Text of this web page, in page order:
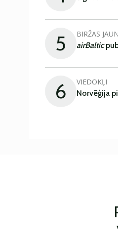
5 BIRŽAS
airBaltic
6 VIEDOKĻI
Norvēģija